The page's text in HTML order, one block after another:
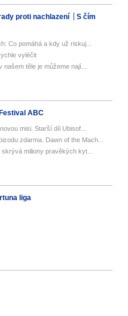
proti nachlazení
S čím
Co pomáhá a kdy už riskuj...
vyléčit
těle je můžeme nají...
Festival ABC
misi. Starší díl Ubisof...
zdarma. Dawn of the Mach...
miliony pravěkých kyt...
liga